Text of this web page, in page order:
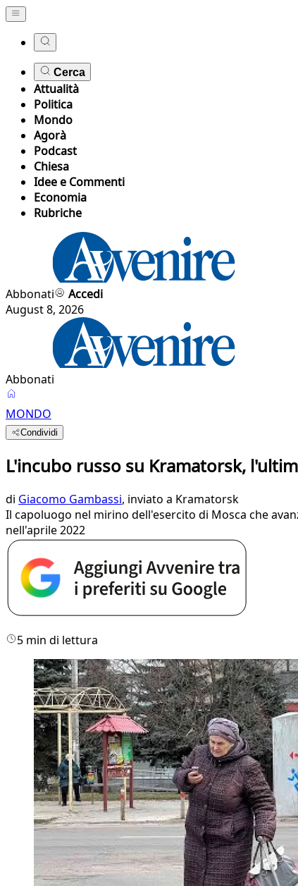
Cerca
Attualità
Politica
Mondo
Agorà
Podcast
Chiesa
Idee e Commenti
Economia
Rubriche
Abbonati
Accedi
August 8, 2026
Abbonati
MONDO
Condividi
L'incubo russo su Kramatorsk,
di Giacomo Gambassi, inviato a Kramatorsk
Il capoluogo nel mirino dell'esercito di Mosca che
nell'aprile 2022
5 min di lettura